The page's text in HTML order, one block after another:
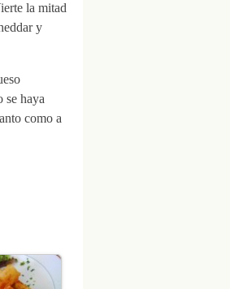
la mitad
y
se haya
como a